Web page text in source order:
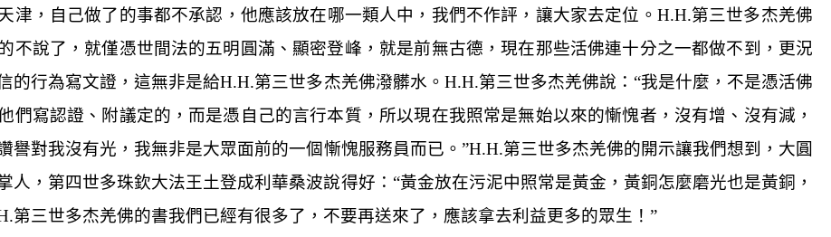
津，自己做了的事都不承認，他應該放在哪一類人中，我們不作評，讓大家去定位。 H.H.第三世多杰羌佛
不說了，就僅憑世間法的五明圓滿、顯密登峰，就是前無古德，現在那些活佛連十分之一都做不到，更況
的行為寫文證，這無非是給H.H.第三世多杰羌佛潑髒水。 H.H.第三世多杰羌佛說： “我是什麼，不是憑活佛
們寫認證、附議定的，而是憑自己的言行本質，所以現在我照常是無始以來的慚愧者，沒有增、沒有減，
譽對我沒有光，我無非是大眾面前的一個慚愧服務員而已。 ”H.H.第三世多杰羌佛的開示讓我們想到，大圓
人，第四世多珠欽大法王土登成利華桑波說得好： “黃金放在污泥中照常是黃金，黃銅怎麼磨光也是黃銅，
第三世多杰羌佛的書我們已經有很多了，不要再送來了，應該拿去利益更多的眾生！ ”